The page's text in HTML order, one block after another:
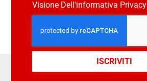
Visione Dell'informativa Privacy
ISCRIVITI